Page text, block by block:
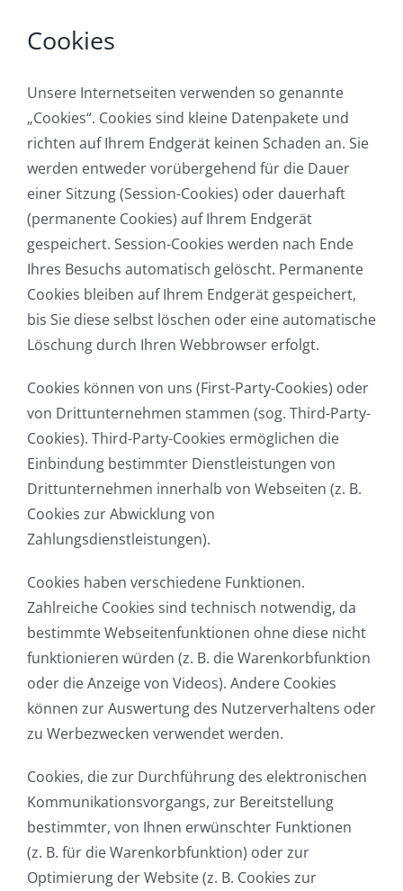
Cookies
Unsere Internetseiten verwenden so genannte
„Cookies“. Cookies sind kleine Datenpakete und
richten auf Ihrem Endgerät keinen Schaden an. Sie
werden entweder vorübergehend für die Dauer
einer Sitzung (Session-Cookies) oder dauerhaft
(permanente Cookies) auf Ihrem Endgerät
gespeichert. Session-Cookies werden nach Ende
Ihres Besuchs automatisch gelöscht. Permanente
Cookies bleiben auf Ihrem Endgerät gespeichert,
bis Sie diese selbst löschen oder eine automatische
Löschung durch Ihren Webbrowser erfolgt.
Cookies können von uns (First-Party-Cookies) oder
von Drittunternehmen stammen (sog. Third-Party-
Cookies). Third-Party-Cookies ermöglichen die
Einbindung bestimmter Dienstleistungen von
Drittunternehmen innerhalb von Webseiten (z. B.
Cookies zur Abwicklung von
Zahlungsdienstleistungen).
Cookies haben verschiedene Funktionen.
Zahlreiche Cookies sind technisch notwendig, da
bestimmte Webseitenfunktionen ohne diese nicht
funktionieren würden (z. B. die Warenkorbfunktion
oder die Anzeige von Videos). Andere Cookies
können zur Auswertung des Nutzerverhaltens oder
zu Werbezwecken verwendet werden.
Cookies, die zur Durchführung des elektronischen
Kommunikationsvorgangs, zur Bereitstellung
bestimmter, von Ihnen erwünschter Funktionen
(z. B. für die Warenkorbfunktion) oder zur
Optimierung der Website (z. B. Cookies zur